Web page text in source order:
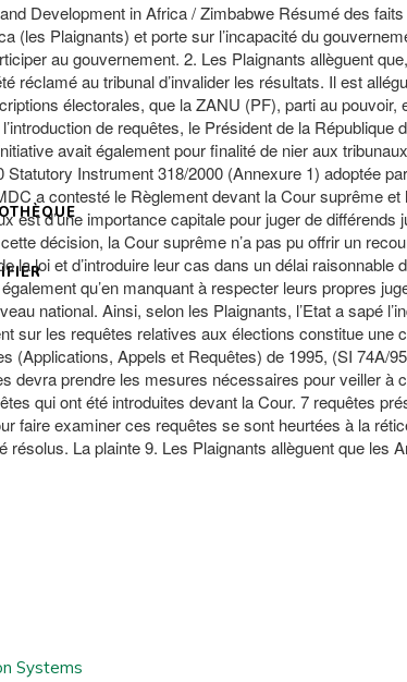
Development in Africa / Zimbabwe Résumé des
Plaignants) et porte sur l’incapacité du
au gouvernement. 2. Les Plaignants allèguent
au tribunal d’invalider les résultats. Il est
électorales, que la ZANU (PF), parti au
de requêtes, le Président de la
avait également pour finalité de nier aux
Instrument 318/2000 (Annexure 1) adoptée
a contesté le Règlement devant la Cour suprême et
d’une importance capitale pour juger de différends
décision, la Cour suprême n’a pas pu offrir un
loi et d’introduire leur cas dans un délai
qu’en manquant à respecter leurs propres
national. Ainsi, selon les Plaignants, l’Etat a sapé
sur les requêtes relatives aux élections constitue
(Applications, Appels et Requêtes) de 1995, (SI 74A/
prendre les mesures nécessaires pour veiller à
qui ont été introduites devant la Cour. 7 requêtes
faire examiner ces requêtes se sont heurtées à la
La plainte 9. Les Plaignants allèguent que